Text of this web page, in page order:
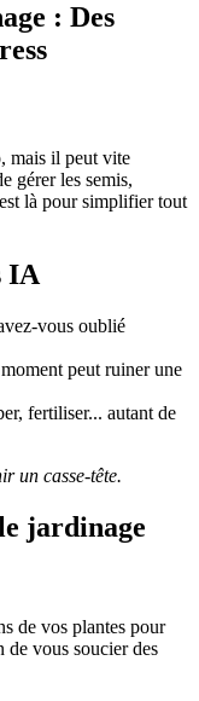
: Des
mais il peut vite
gérer les semis,
là pour simplifier tout
IA
vous oublié
peut ruiner une
fertiliser... autant de
un casse-tête.
jardinage
de vos plantes pour
de vous soucier des